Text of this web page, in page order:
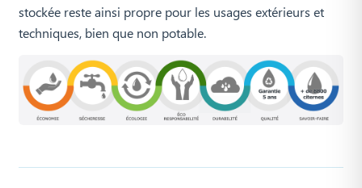
stockée reste ainsi propre pour les usages extérieurs et
techniques, bien que non potable.